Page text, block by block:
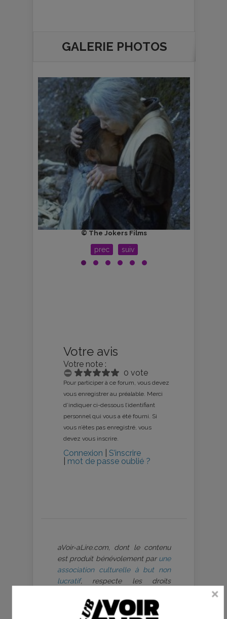
GALERIE PHOTOS
© The Jokers Films
prec suiv
Votre avis
Votre note :
0 vote
Pour participer à ce forum, vous devez
vous enregistrer au préalable. Merci
d’indiquer ci-dessous l’identifiant
personnel qui vous a été fourni. Si
vous n’êtes pas enregistré, vous
devez vous inscrire.
Connexion
S’inscrire
mot de passe oublié ?
aVoir-aLire.com, dont le contenu
est produit bénévolement par une
association culturelle à but non
lucratif, respecte les droits
être rigoureux sur ce point, dans
le respect du travail des artistes